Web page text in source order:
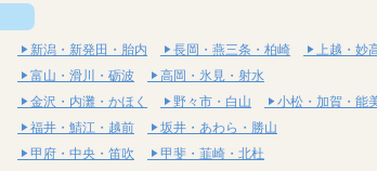
新潟・新発田・胎内 長岡・燕三条・柏崎
上越・妙
富山・滑川・砺波
高岡・氷見・射水
金沢・内灘・かほく 野々市・白山
小松・加賀・能
福井・鯖江・越前
坂井・あわら・勝山
甲府・中央・笛吹
甲斐・韮崎・北杜